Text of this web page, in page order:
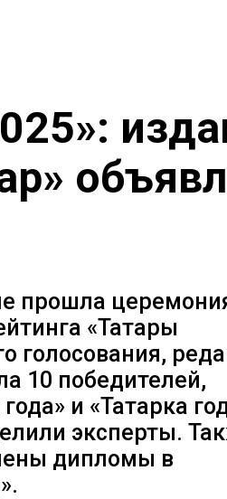
прошла
«Татары
голосования,
10 победителей,
и «Татарка
эксперты.
дипломы в